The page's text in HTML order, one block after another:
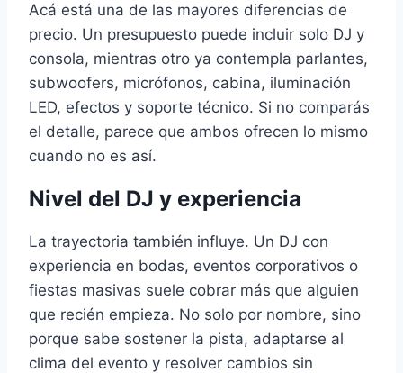
Acá está una de las mayores diferencias de
precio. Un presupuesto puede incluir solo DJ y
consola, mientras otro ya contempla parlantes,
subwoofers, micrófonos, cabina, iluminación
LED, efectos y soporte técnico. Si no comparás
el detalle, parece que ambos ofrecen lo mismo
cuando no es así.
Nivel del DJ y experiencia
La trayectoria también influye. Un DJ con
experiencia en bodas, eventos corporativos o
fiestas masivas suele cobrar más que alguien
que recién empieza. No solo por nombre, sino
porque sabe sostener la pista, adaptarse al
clima del evento y resolver cambios sin